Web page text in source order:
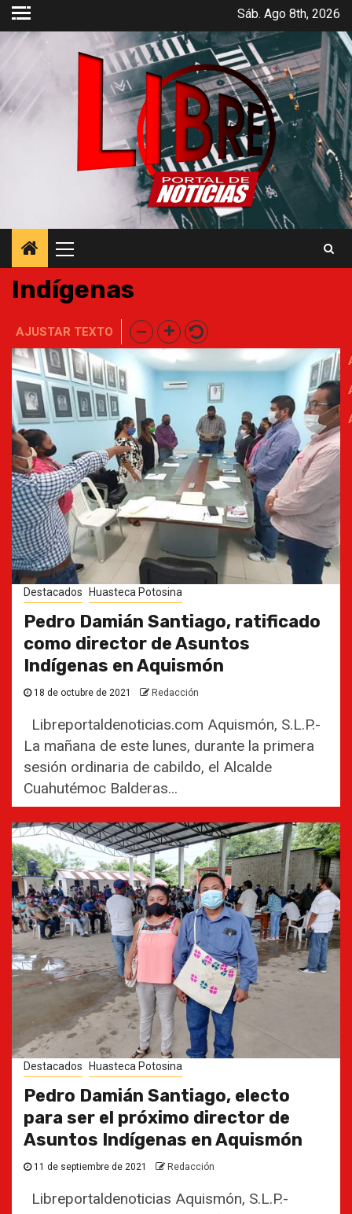
Saltar
contenido
Sáb. Ago 8th, 2026
principal
Indígenas
AJUSTAR TEXTO
Destacados Huasteca Potosina
Pedro Damián Santiago, ratificado
como director de Asuntos
Indígenas en Aquismón
18 de octubre de 2021 Redacción
Libreportaldenoticias.com Aquismón, S.L.P.-
La mañana de este lunes, durante la primera
sesión ordinaria de cabildo, el Alcalde
Cuahutémoc Balderas...
Destacados Huasteca Potosina
Pedro Damián Santiago, electo
para ser el próximo director de
Asuntos Indígenas en Aquismón
11 de septiembre de 2021 Redacción
Libreportaldenoticias Aquismón, S.L.P.-